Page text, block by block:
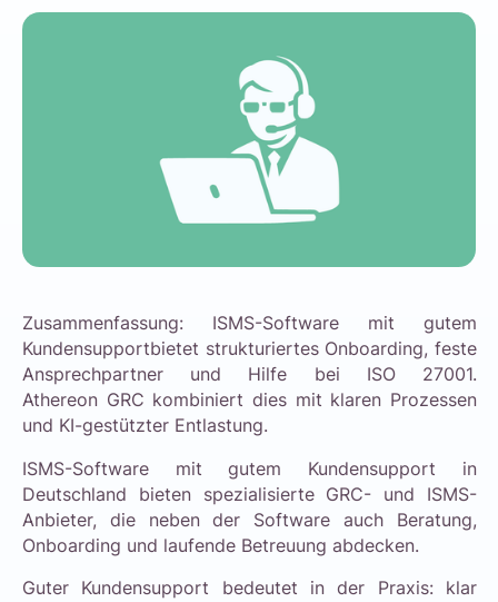
Zusammenfassung: ISMS-Software mit gutem
Kundensupportbietet strukturiertes Onboarding, feste
Ansprechpartner und Hilfe bei ISO 27001.
Athereon GRC kombiniert dies mit klaren Prozessen
und KI-gestützter Entlastung.
ISMS-Software mit gutem Kundensupport in
Deutschland bieten spezialisierte GRC- und ISMS-
Anbieter, die neben der Software auch Beratung,
Onboarding und laufende Betreuung abdecken.
Guter Kundensupport bedeutet in der Praxis: klar